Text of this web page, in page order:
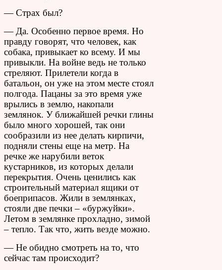
— Страх был?
— Да. Особенно первое время. Но
правду говорят, что человек, как
собака, привыкает ко всему. И мы
привыкли. На войне ведь не только
стреляют. Прилетели когда в
батальон, он уже на этом месте стоял
полгода. Пацаны за это время уже
врылись в землю, накопали
землянок. У ближайшей речки глины
было много хорошей, так они
сообразили из нее делать кирпичи,
подняли стены еще на метр. На
речке же нарубили веток
кустарников, из которых делали
перекрытия. Очень ценились как
строительный материал ящики от
боеприпасов. Жили в землянках,
стояли две печки – «буржуйки».
Летом в землянке прохладно, зимой
– тепло. Так что, жить везде можно.
— Не обидно смотреть на то, что
сейчас там происходит?